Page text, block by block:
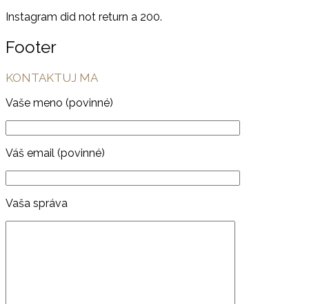
Instagram did not return a 200.
Footer
KONTAKTUJ MA
Vaše meno (povinné)
Váš email (povinné)
Vaša správa